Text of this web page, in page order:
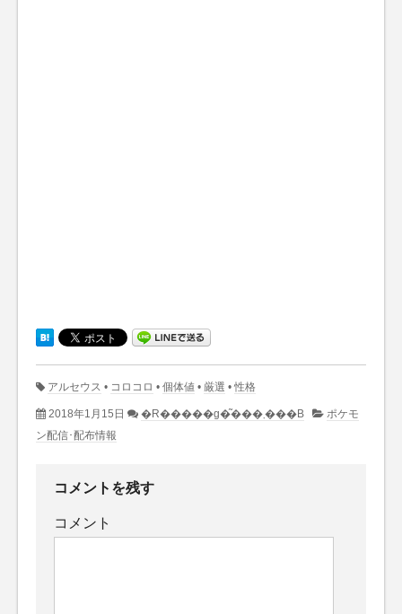
アルセウス • コロコロ • 個体値 • 厳選 • 性格
2018年1月15日 �R�����g�͂���܂���B
ポケモ
ン配信･配布情報
コメントを残す
コメント